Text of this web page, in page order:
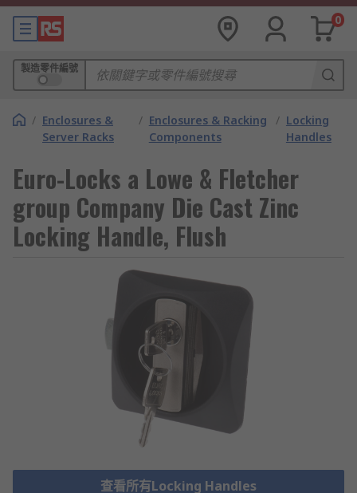
0
製造零件編號
/ Enclosures &
Server Racks
/ Enclosures & Racking
Components
/ Locking
Handles
Euro-Locks a Lowe & Fletcher
group Company Die Cast Zinc
Locking Handle, Flush
查看所有Locking Handles